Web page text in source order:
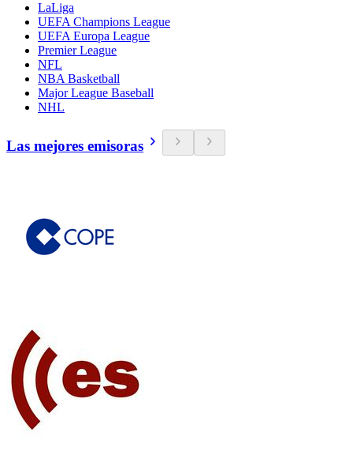
LaLiga
UEFA Champions League
UEFA Europa League
Premier League
NFL
NBA Basketball
Major League Baseball
NHL
Las mejores emisoras